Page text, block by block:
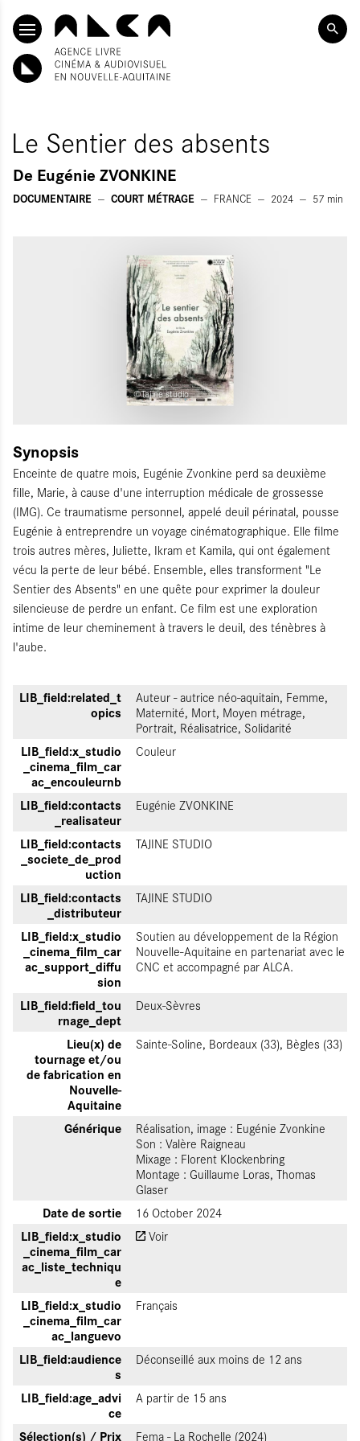
SKIP TO CONTENT
Le Sentier des absents
De Eugénie ZVONKINE
DOCUMENTAIRE COURT MÉTRAGE FRANCE 2024 57 min
©Tajine studio
Synopsis
Enceinte de quatre mois, Eugénie Zvonkine perd sa deuxième
fille, Marie, à cause d'une interruption médicale de grossesse
(IMG). Ce traumatisme personnel, appelé deuil périnatal, pousse
Eugénie à entreprendre un voyage cinématographique. Elle filme
trois autres mères, Juliette, Ikram et Kamila, qui ont également
vécu la perte de leur bébé. Ensemble, elles transforment "Le
Sentier des Absents" en une quête pour exprimer la douleur
silencieuse de perdre un enfant. Ce film est une exploration
intime de leur cheminement à travers le deuil, des ténèbres à
l'aube.
LIB_field:related_t
opics
Auteur - autrice néo-aquitain, Femme,
Maternité, Mort, Moyen métrage,
Portrait, Réalisatrice, Solidarité
LIB_field:x_studio
_cinema_film_car
ac_encouleurnb
Couleur
LIB_field:contacts
_realisateur
Eugénie ZVONKINE
LIB_field:contacts
_societe_de_prod
uction
TAJINE STUDIO
LIB_field:contacts
_distributeur
TAJINE STUDIO
LIB_field:x_studio
_cinema_film_car
ac_support_diffu
sion
Soutien au développement de la Région
Nouvelle-Aquitaine en partenariat avec le
CNC et accompagné par ALCA.
LIB_field:field_tou
rnage_dept
Deux-Sèvres
Lieu(x) de
tournage et/ou
de fabrication en
Nouvelle-
Aquitaine
Sainte-Soline, Bordeaux (33), Bègles (33)
Générique
Réalisation, image : Eugénie Zvonkine
Son : Valère Raigneau
Mixage : Florent Klockenbring
Montage : Guillaume Loras, Thomas
Glaser
Date de sortie 16 October 2024
LIB_field:x_studio
_cinema_film_car
ac_liste_techniqu
e
Voir
LIB_field:x_studio
_cinema_film_car
ac_languevo
Français
LIB_field:audience
s
Déconseillé aux moins de 12 ans
LIB_field:age_advi
ce
A partir de 15 ans
Sélection(s) / Prix Fema - La Rochelle (2024)